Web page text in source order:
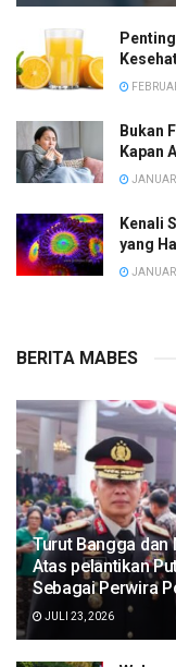
Bukan
Kapan
Kenali
yang
BERITA MABES
Turut Bangga dan
Atas pelantikan
Sebagai Perwira
JULI 23, 2026